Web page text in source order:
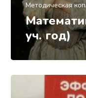
Методическая
уч. год)